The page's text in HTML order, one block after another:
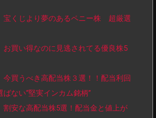
宝くじより夢のあるペニー株 超厳選
お買い得なのに見逃されてる優良株5
今買うべき高配当株３選！！配当利回
ばない“堅実インカム銘柄”
割安な高配当株5選！配当金と値上が